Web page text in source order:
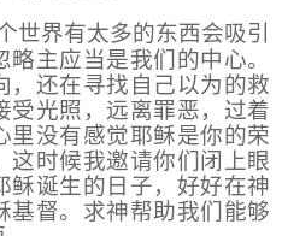
世界有太多的东西会吸引
主应当是我们的中心。
，还在寻找自己以为的救
受光照，远离罪恶，过着
里没有感觉耶稣是你的荣
这时候我邀请你们闭上眼
稣诞生的日子，好好在神
基督。求神帮助我们能够